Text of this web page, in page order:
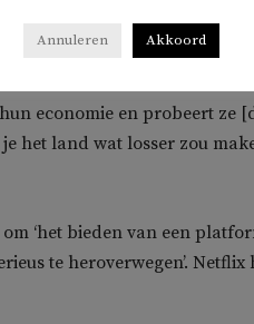
een interview uit 2019 met
de schrijver het Chinese
economie en probeert ze
je het land wat losser zou
‘het bieden van een
te heroverwegen’. Netflix
Annuleren Akkoord